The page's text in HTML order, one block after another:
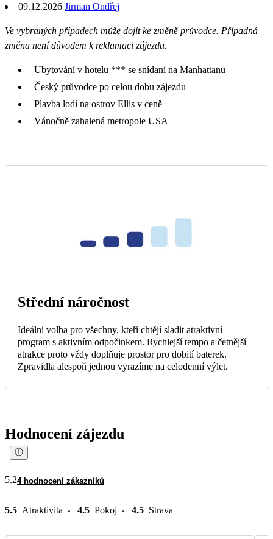
09.12.2026 Jirman Ondřej
Ve vybraných případech může dojít ke změně průvodce. Případná
změna není důvodem k reklamaci zájezdu.
Ubytování v hotelu *** se snídaní na Manhattanu
Český průvodce po celou dobu zájezdu
Plavba lodí na ostrov Ellis v ceně
Vánočně zahalená metropole USA
Střední náročnost
Ideální volba pro všechny, kteří chtějí sladit atraktivní
program s aktivním odpočinkem. Rychlejší tempo a četnější
atrakce proto vždy doplňuje prostor pro dobití baterek.
Zpravidla alespoň jednou vyrazíme na celodenní výlet.
Hodnocení zájezdu
5.24 hodnocení zákazníků
5.5 Atraktivita 4.5 Pokoj 4.5 Strava